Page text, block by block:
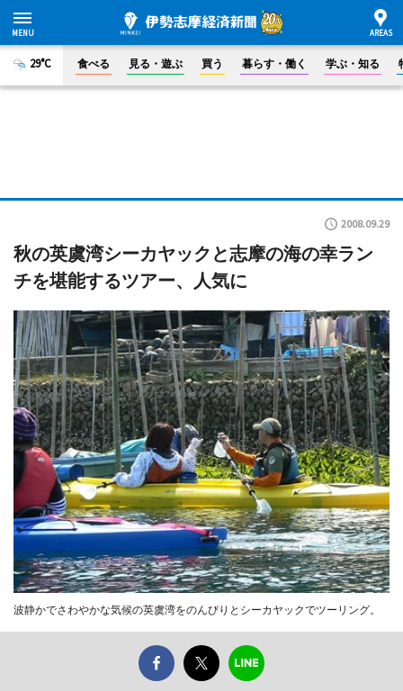
29°C 食べる 見る・遊ぶ 買う 暮らす・働く 学ぶ・知る
2008.09.29
秋の英虞湾シーカヤックと志摩の海の幸ラン
チを堪能するツアー、人気に
波静かでさわやかな気候の英虞湾をのんびりとシーカヤックでツーリング。